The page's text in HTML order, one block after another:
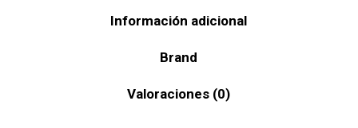
Información adicional
Brand
Valoraciones (0)